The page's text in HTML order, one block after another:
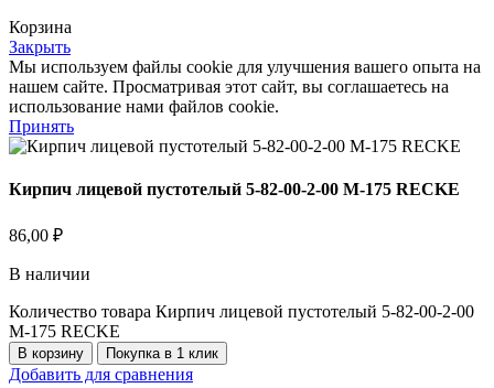
Корзина
Закрыть
Мы используем файлы cookie для улучшения вашего опыта на
нашем сайте. Просматривая этот сайт, вы соглашаетесь на
использование нами файлов cookie.
Принять
Кирпич лицевой пустотелый 5-82-00-2-00 М-175 RECKE
86,00 ₽
В наличии
Количество товара Кирпич лицевой пустотелый 5-82-00-2-00
М-175 RECKE
В корзину Покупка в 1 клик
Добавить для сравнения